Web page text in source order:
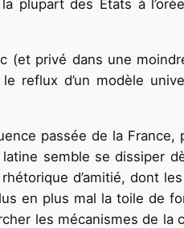
plupart des Etats à
(et privé dans une
reflux d’un modèle
passée de la France,
semble se dissiper
d’amitié, dont
en plus mal la toile de
les mécanismes de la